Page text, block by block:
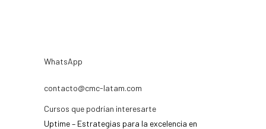
WhatsApp
contacto@cmc-latam.com
Cursos que podrían interesarte
Uptime – Estrategias para la excelencia en